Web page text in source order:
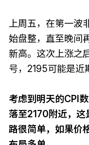
上周五，在第一波
始盘整，直至晚间
新高。这次上涨之
号，2195可能是近
考虑到明天的CPI
落至2170附近，这
路很简单，如果价